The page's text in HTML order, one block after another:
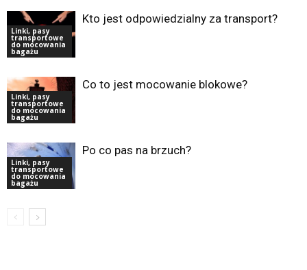
Linki, pasy
transportowe
do mocowania
bagażu
Kto jest odpowiedzialny za transport?
Linki, pasy
transportowe
do mocowania
bagażu
Co to jest mocowanie blokowe?
Linki, pasy
transportowe
do mocowania
bagażu
Po co pas na brzuch?